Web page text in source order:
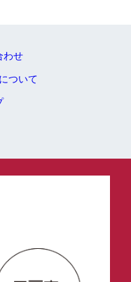
わせ
ついて